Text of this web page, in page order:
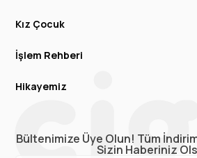
Kız Çocuk
İşlem Rehberi
Hikayemiz
Bültenimize Üye Olun! Tüm
Sizin Haberiniz